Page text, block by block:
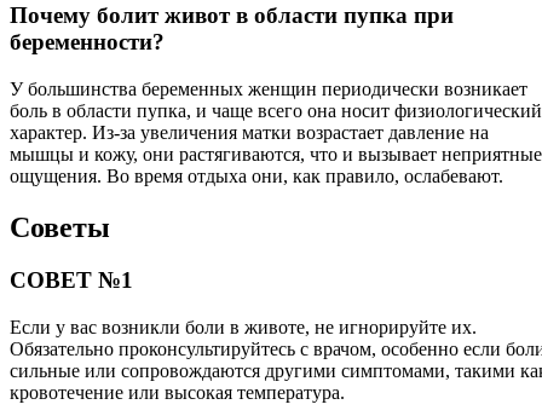
Почему болит живот в области пупка при
беременности?
У большинства беременных женщин периодически возникает
боль в области пупка, и чаще всего она носит физиологический
характер. Из-за увеличения матки возрастает давление на
мышцы и кожу, они растягиваются, что и вызывает неприятные
ощущения. Во время отдыха они, как правило, ослабевают.
Советы
СОВЕТ №1
Если у вас возникли боли в животе, не игнорируйте их.
Обязательно проконсультируйтесь с врачом, особенно если
сильные или сопровождаются другими симптомами, такими
кровотечение или высокая температура.